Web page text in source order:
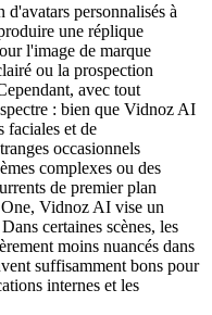
personnalisés à
une réplique
l'image de marque
ou la prospection
avec tout
: bien que Vidnoz AI
faciales et de
occasionnels
complexes ou des
de premier plan
Vidnoz AI vise un
certaines scènes, les
moins nuancés dans
suffisamment bons pour
internes et les